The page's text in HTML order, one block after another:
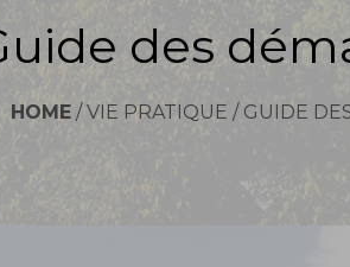
des
HOME /VIE PRATIQUE / GUIDE